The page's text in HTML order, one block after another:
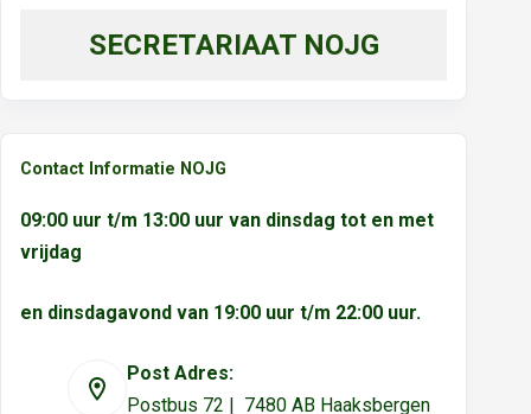
SECRETARIAAT NOJG
Contact Informatie NOJG
09:00 uur t/m 13:00 uur van dinsdag tot en met
vrijdag
en dinsdagavond van 19:00 uur t/m 22:00 uur.
Post Adres:
Postbus 72 | 7480 AB Haaksbergen